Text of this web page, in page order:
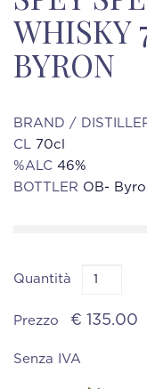
WHISKY
BYRON
BRAND /
CL 70cl
%ALC 46%
BOTTLER OB-
Quantità
Prezzo € 135.00
Senza IVA